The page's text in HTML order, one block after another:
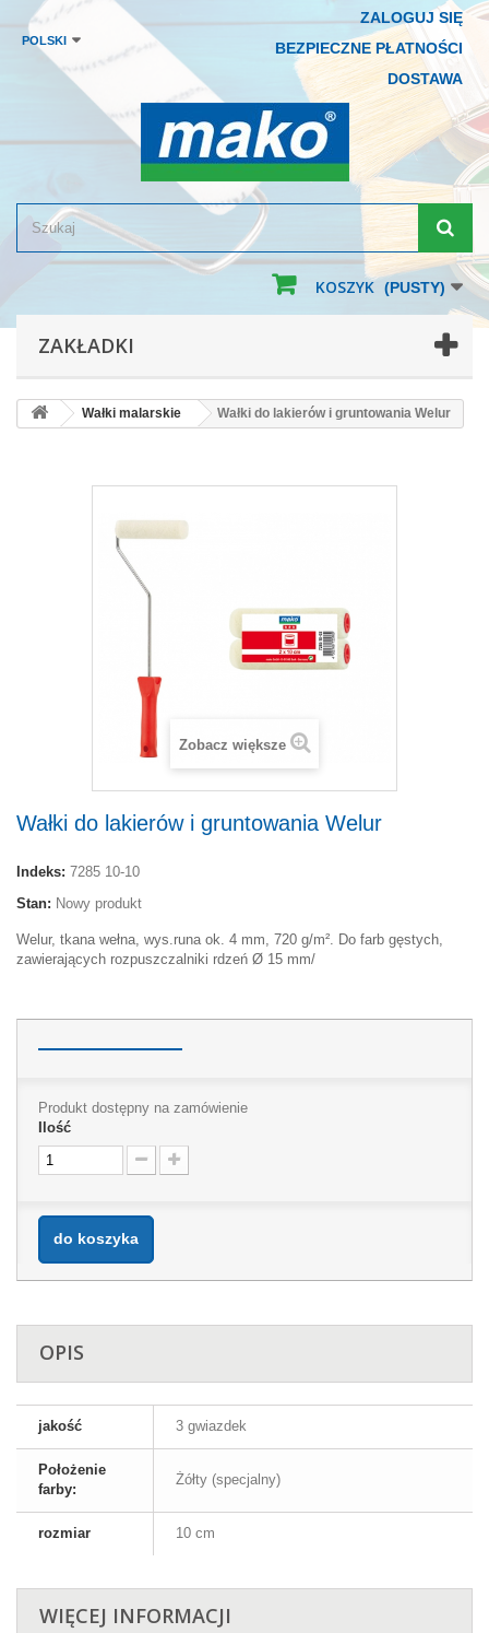
ZALOGUJ SIĘ
BEZPIECZNE PŁATNOŚCI
DOSTAWA
POLSKI
KOSZYK (PUSTY)
ZAKŁADKI
Wałki malarskie Wałki do lakierów i gruntowania Welur
Zobacz większe
Wałki do lakierów i gruntowania Welur
Indeks: 7285 10-10
Stan: Nowy produkt
Welur, tkana wełna, wys.runa ok. 4 mm, 720 g/m². Do farb gęstych,
zawierających rozpuszczalniki rdzeń Ø 15 mm/
Produkt dostępny na zamówienie
Ilość
do koszyka
OPIS
jakość 3 gwiazdek
Położenie
farby:
Żółty (specjalny)
rozmiar 10 cm
WIĘCEJ INFORMACJI